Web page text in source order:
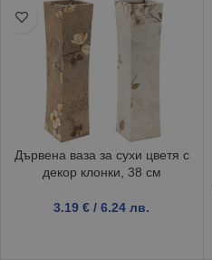
Дървена ваза за сухи цветя с
декор клонки, 38 см
3.19€ / 6.24 лв.